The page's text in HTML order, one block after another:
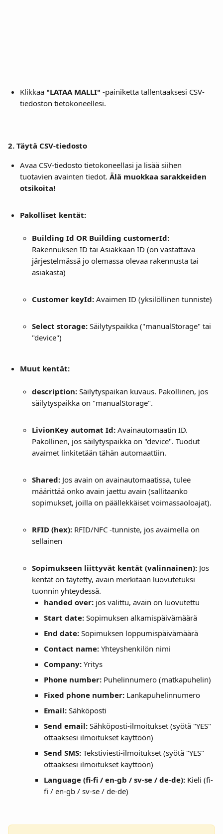
Klikkaa "LATAA MALLI" -painiketta tallentaaksesi CSV-
tiedoston tietokoneellesi.
2. Täytä CSV-tiedosto
Avaa CSV-tiedosto tietokoneellasi ja lisää siihen
tuotavien avainten tiedot. Älä muokkaa sarakkeiden
otsikoita!
Pakolliset kentät:
Building Id OR Building customerId:
Rakennuksen ID tai Asiakkaan ID (on vastattava
järjestelmässä jo olemassa olevaa rakennusta tai
asiakasta)
Customer keyId: Avaimen ID (yksilöllinen tunniste)
Select storage: Säilytyspaikka ("manualStorage" tai
"device")
Muut kentät:
description: Säilytyspaikan kuvaus. Pakollinen, jos
säilytyspaikka on "manualStorage".
LivionKey automat Id: Avainautomaatin ID.
Pakollinen, jos säilytyspaikka on "device". Tuodut
avaimet linkitetään tähän automaattiin.
Shared: Jos avain on avainautomaatissa, tulee
määrittää onko avain jaettu avain (sallitaanko
sopimukset, joilla on päällekkäiset voimassaoloajat).
RFID (hex): RFID/NFC -tunniste, jos avaimella on
sellainen
Sopimukseen liittyvät kentät (valinnainen): Jos
kentät on täytetty, avain merkitään luovutetuksi
tuonnin yhteydessä.
handed over: jos valittu, avain on luovutettu
Start date: Sopimuksen alkamispäivämäärä
End date: Sopimuksen loppumispäivämäärä
Contact name: Yhteyshenkilön nimi
Company: Yritys
Phone number: Puhelinnumero (matkapuhelin)
Fixed phone number: Lankapuhelinnumero
Email: Sähköposti
Send email: Sähköposti-ilmoitukset (syötä "YES"
ottaaksesi ilmoitukset käyttöön)
Send SMS: Tekstiviesti-ilmoitukset (syötä "YES"
ottaaksesi ilmoitukset käyttöön)
Language (fi-fi / en-gb / sv-se / de-de): Kieli (fi-
fi / en-gb / sv-se / de-de)